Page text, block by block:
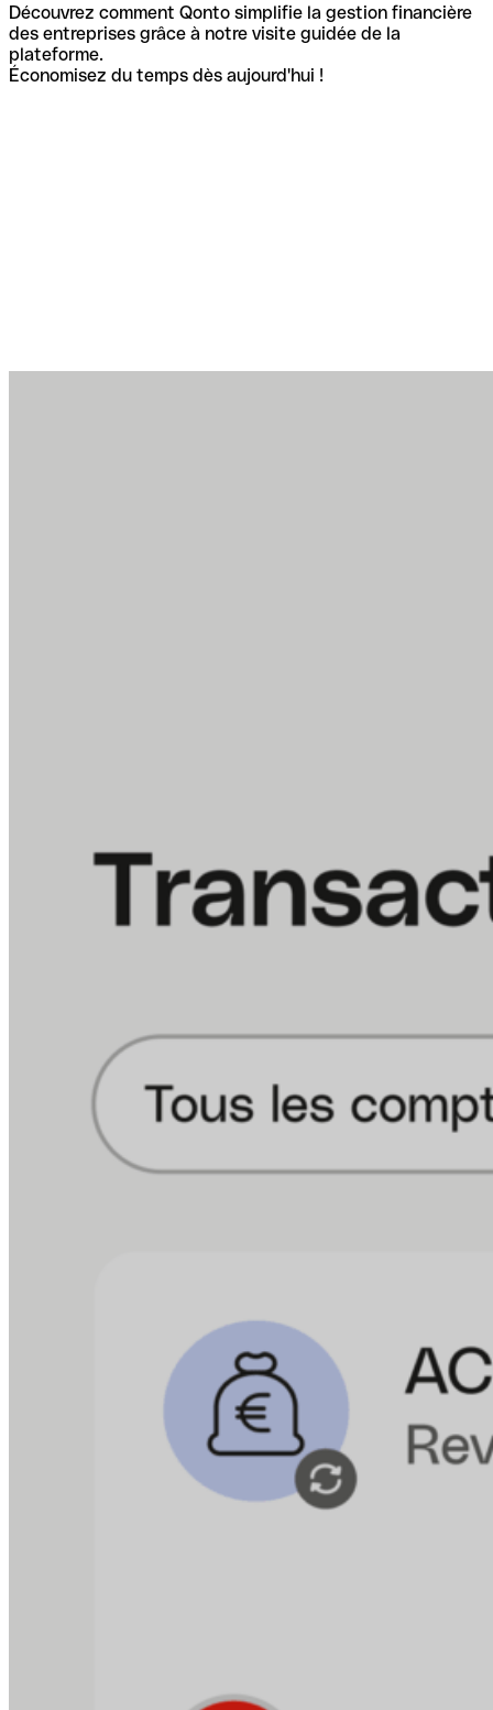
Découvrez comment Qonto simplifie la gestion financière
des entreprises grâce à notre visite guidée de la
plateforme.
Économisez du temps dès aujourd'hui !